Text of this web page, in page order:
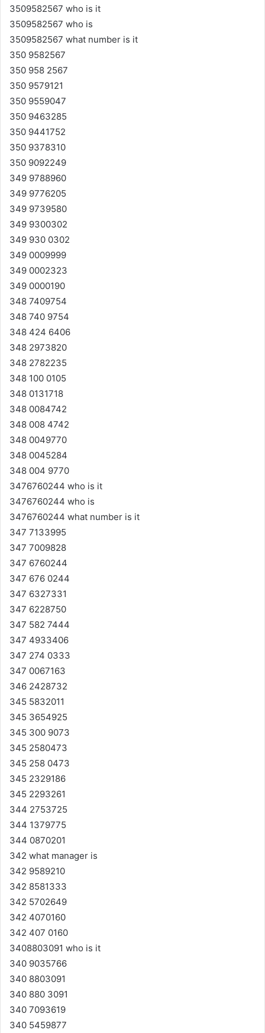
3509582567 who is it
3509582567 who is
3509582567 what number is it
350 9582567
350 958 2567
350 9579121
350 9559047
350 9463285
350 9441752
350 9378310
350 9092249
349 9788960
349 9776205
349 9739580
349 9300302
349 930 0302
349 0009999
349 0002323
349 0000190
348 7409754
348 740 9754
348 424 6406
348 2973820
348 2782235
348 100 0105
348 0131718
348 0084742
348 008 4742
348 0049770
348 0045284
348 004 9770
3476760244 who is it
3476760244 who is
3476760244 what number is it
347 7133995
347 7009828
347 6760244
347 676 0244
347 6327331
347 6228750
347 582 7444
347 4933406
347 274 0333
347 0067163
346 2428732
345 5832011
345 3654925
345 300 9073
345 2580473
345 258 0473
345 2329186
345 2293261
344 2753725
344 1379775
344 0870201
342 what manager is
342 9589210
342 8581333
342 5702649
342 4070160
342 407 0160
3408803091 who is it
340 9035766
340 8803091
340 880 3091
340 7093619
340 5459877